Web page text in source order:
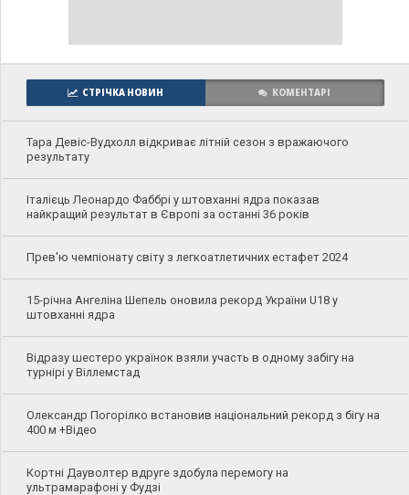
СТРІЧКА НОВИН КОМЕНТАРІ
Тара Девіс-Вудхолл відкриває літній сезон з вражаючого
результату
Італієць Леонардо Фаббрі у штовханні ядра показав
найкращий результат в Європі за останні 36 років
Прев'ю чемпіонату світу з легкоатлетичних естафет 2024
15-річна Ангеліна Шепель оновила рекорд України U18 у
штовханні ядра
Відразу шестеро українок взяли участь в одному забігу на
турнірі у Віллемстад
Олександр Погорілко встановив національний рекорд з бігу на
400 м +Відео
Кортні Дауволтер вдруге здобула перемогу на
ультрамарафоні у Фудзі